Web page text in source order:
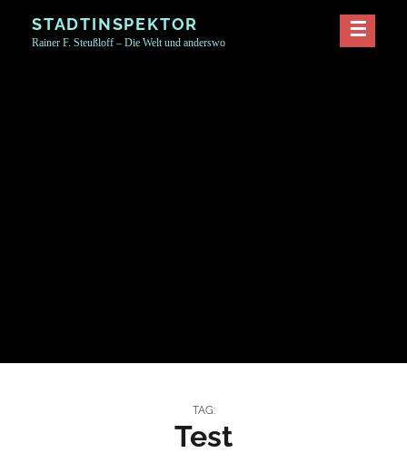
STADTINSPEKTOR
Rainer F. Steußloff – Die Welt und anderswo
TAG:
Test